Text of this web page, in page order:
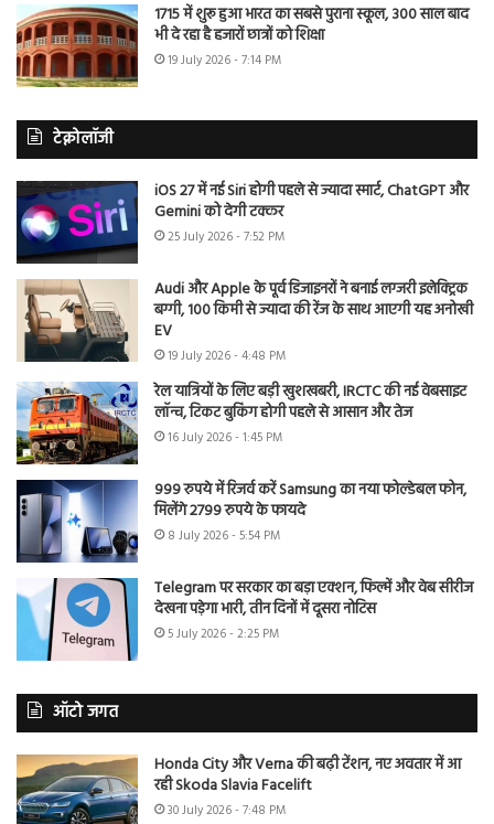
1715 में शुरू हुआ भारत का सबसे पुराना स्कूल, 300 साल बाद
भी दे रहा है हजारों छात्रों को शिक्षा
19 July 2026 - 7:14 PM
टेक्नोलॉजी
iOS 27 में नई Siri होगी पहले से ज्यादा स्मार्ट, ChatGPT और
Gemini को देगी टक्कर
25 July 2026 - 7:52 PM
Audi और Apple के पूर्व डिजाइनरों ने बनाई लग्जरी इलेक्ट्रिक
बग्गी, 100 किमी से ज्यादा की रेंज के साथ आएगी यह अनोखी
EV
19 July 2026 - 4:48 PM
रेल यात्रियों के लिए बड़ी खुशखबरी, IRCTC की नई वेबसाइट
लॉन्च, टिकट बुकिंग होगी पहले से आसान और तेज
16 July 2026 - 1:45 PM
999 रुपये में रिजर्व करें Samsung का नया फोल्डेबल फोन,
मिलेंगे 2799 रुपये के फायदे
8 July 2026 - 5:54 PM
Telegram पर सरकार का बड़ा एक्शन, फिल्में और वेब सीरीज
देखना पड़ेगा भारी, तीन दिनों में दूसरा नोटिस
5 July 2026 - 2:25 PM
ऑटो जगत
Honda City और Verna की बढ़ी टेंशन, नए अवतार में आ
रही Skoda Slavia Facelift
30 July 2026 - 7:48 PM